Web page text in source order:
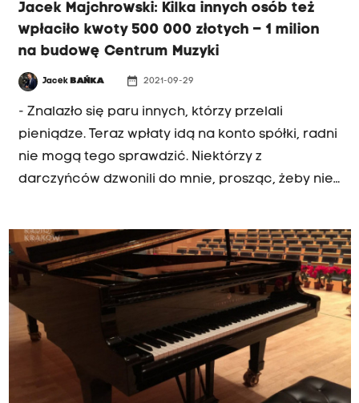
Jacek Majchrowski: Kilka innych osób też
wpłaciło kwoty 500 000 złotych – 1 milion
na budowę Centrum Muzyki
Jacek BAŃKA date_range 2021-09-29
- Znalazło się paru innych, którzy przelali
pieniądze. Teraz wpłaty idą na konto spółki, radni
nie mogą tego sprawdzić. Niektórzy z
darczyńców dzwonili do mnie, prosząc, żeby nie
nazwiskiem - mówił w porannej rozmowie Radia
Kraków prezydent Krakowa, Jacek Majchrowski.